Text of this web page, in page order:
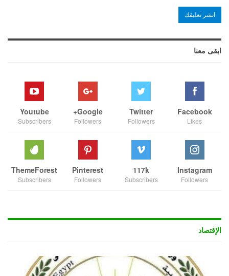
ابقى معنا
Facebook
Likes
Twitter
Followers
Google+
Followers
Youtube
Subscribers
Instagram
Followers
117k
Subscribers
Pinterest
Followers
ThemeForest
Subscribers
الإقتصاد